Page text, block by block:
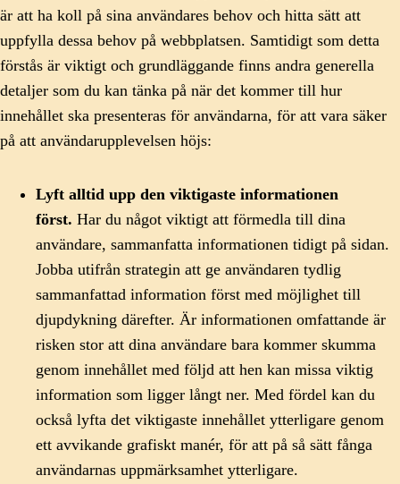
är att ha koll på sina användares behov och hitta sätt att
uppfylla dessa behov på webbplatsen. Samtidigt som detta
förstås är viktigt och grundläggande finns andra generella
detaljer som du kan tänka på när det kommer till hur
innehållet ska presenteras för användarna, för att vara säker
på att användarupplevelsen höjs:
Lyft alltid upp den viktigaste informationen
först. Har du något viktigt att förmedla till dina
användare, sammanfatta informationen tidigt på sidan.
Jobba utifrån strategin att ge användaren tydlig
sammanfattad information först med möjlighet till
djupdykning därefter. Är informationen omfattande är
risken stor att dina användare bara kommer skumma
genom innehållet med följd att hen kan missa viktig
information som ligger långt ner. Med fördel kan du
också lyfta det viktigaste innehållet ytterligare genom
ett avvikande grafiskt manér, för att på så sätt fånga
användarnas uppmärksamhet ytterligare.